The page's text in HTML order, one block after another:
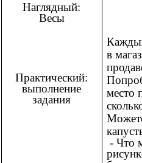
Наглядный:
Весы
Практический:
выполнение
задания
в
место
- Что